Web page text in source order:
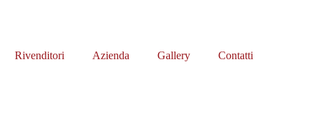
Rivenditori Azienda Gallery Contatti